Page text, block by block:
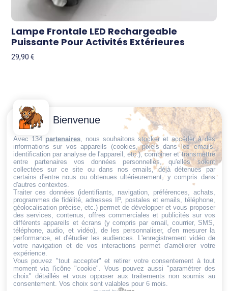
Lampe Frontale LED Rechargeable
Puissante Pour Activités Extérieures
29,90€
Trouvez ce qu'il vous faut,
au bon endroit
Conditions
générales
de vente
Politique de
cookies
Politique de
confidentialité
Mentions
légales
Conditions de
retour et de
remboursement
Droit de
rétractation
Contactez-
Nous
Email:
dt@sasbms.fr
Bienvenue
Avec 134 partenaires, nous souhaitons stocker et accéder à des
informations sur vos appareils (cookies, pixels dans les emails,
identification par analyse de l'appareil, etc.), combiner et transmettre
entre partenaires vos données personnelles, qu'elles soient
collectées sur ce site ou dans nos emails, déjà détenues par
certains d'entre nous ou obtenues ultérieurement, y compris dans
d'autres contextes.
Traiter ces données (identifiants, navigation, préférences, achats,
programmes de fidélité, adresses IP, postales et emails, téléphone,
géolocalisation précise, etc.) permet de développer et vous proposer
des services, contenus, offres commerciales et publicités sur vos
différents appareils et écrans (y compris par email, courrier, SMS,
téléphone, audio, et vidéo), de les personnaliser, d'en mesurer la
performance, et d'étudier les audiences. L'enregistrement vidéo de
votre navigation et de vos interactions permet d'améliorer votre
expérience.
Vous pouvez "tout accepter" et retirer votre consentement à tout
moment via l'icône "cookie" . Vous pouvez aussi "paramétrer des
choix" détaillés et vous opposer aux traitements non soumis au
consentement. Vos choix sont valables pour 6 mois.